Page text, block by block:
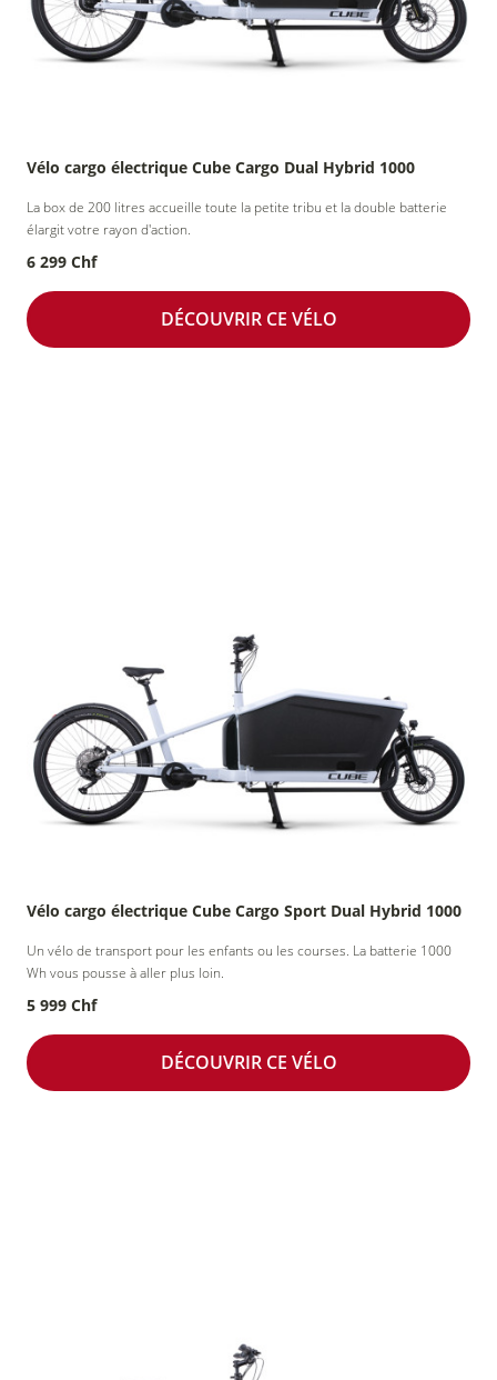
Vélo cargo électrique Cube Cargo Dual Hybrid 1000
La box de 200 litres accueille toute la petite tribu et la double batterie
élargit votre rayon d'action.
6 299 Chf
DÉCOUVRIR CE VÉLO
Vélo cargo électrique Cube Cargo Sport Dual Hybrid 1000
Un vélo de transport pour les enfants ou les courses. La batterie 1000
Wh vous pousse à aller plus loin.
5 999 Chf
DÉCOUVRIR CE VÉLO